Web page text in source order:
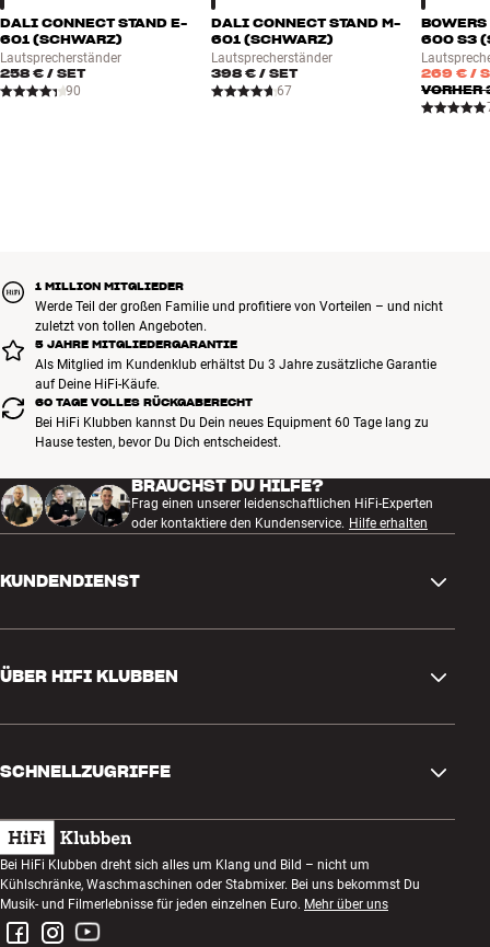
DALI CONNECT STAND E-
601 (SCHWARZ)
Lautsprecherständer
258 € / SET
90
DALI CONNECT STAND M-
601 (SCHWARZ)
Lautsprecherständer
398 €/ SET
67
600 S3
269 € /
VORHER
1 MILLION MITGLIEDER
Werde Teil der großen Familie und profitiere von Vorteilen – und nicht
zuletzt von tollen Angeboten.
5 JAHRE MITGLIEDERGARANTIE
Als Mitglied im Kundenklub erhältst Du 3 Jahre zusätzliche Garantie
auf Deine HiFi-Käufe.
60 TAGE VOLLES RÜCKGABERECHT
Bei HiFi Klubben kannst Du Dein neues Equipment 60 Tage lang zu
Hause testen, bevor Du Dich entscheidest.
BRAUCHST DU HILFE?
Frag einen unserer leidenschaftlichen HiFi-Experten
oder kontaktiere den Kundenservice. Hilfe erhalten
KUNDENDIENST
Rückgabe und Reklamation
Bestellung widerrufen
AGB
Datenschutzerklärung
Impressum
ÜBER HIFI KLUBBEN
Kundenklub
Abend zum Zuhören
Wettbewerbe
SCHNELLZUGRIFFE
Geschenkkarte
Bauen mit Klang
Montage und Installation
Bei HiFi Klubben dreht sich alles um Klang und Bild – nicht um
Kühlschränke, Waschmaschinen oder Stabmixer. Bei uns bekommst Du
Musik- und Filmerlebnisse für jeden einzelnen Euro. Mehr über uns